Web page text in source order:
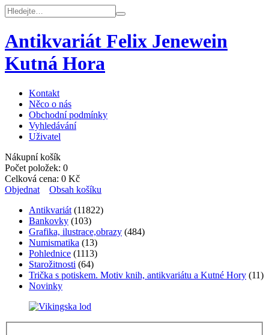
Antikvariát Felix Jenewein
Kutná Hora
Kontakt
Něco o nás
Obchodní podmínky
Vyhledávání
Uživatel
Nákupní košík
Počet položek: 0
Celková cena: 0 Kč
Objednat
Obsah košíku
Antikvariát (11822)
Bankovky (103)
Grafika, ilustrace,obrazy (484)
Numismatika (13)
Pohlednice (1113)
Starožitnosti (64)
Trička s potiskem. Motiv knih, antikvariátu a Kutné Hory (11)
Novinky